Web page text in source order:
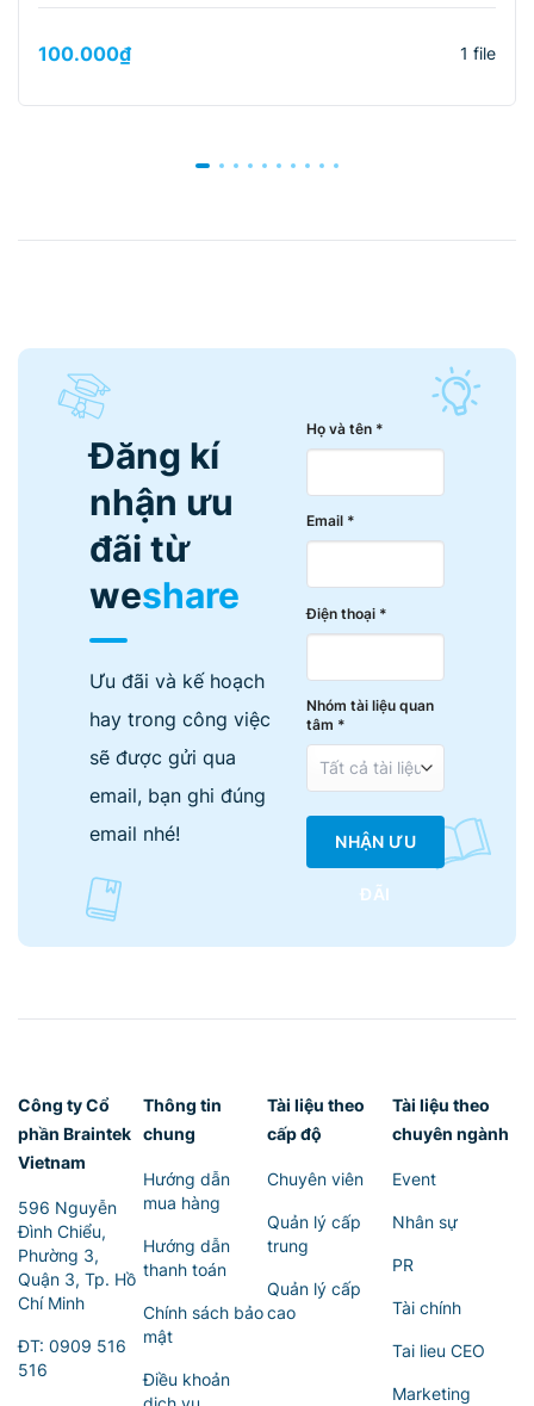
100.000₫ 1 file
Đăng kí
nhận ưu
đãi từ
weshare
Ưu đãi và kế hoạch
hay trong công việc
sẽ được gửi qua
email, bạn ghi đúng
email nhé!
Họ và tên *
Email *
Điện thoại *
Nhóm tài liệu quan
tâm *
NHẬN ƯU
ĐÃI
Công ty Cổ
phần Braintek
Vietnam
596 Nguyễn
Đình Chiểu,
Phường 3,
Quận 3, Tp. Hồ
Chí Minh
ĐT: 0909 516
516
Thông tin
chung
Hướng dẫn
mua hàng
Hướng dẫn
thanh toán
Chính sách bảo
mật
Điều khoản
Tài liệu theo
cấp độ
Chuyên viên
Quản lý cấp
trung
Quản lý cấp
cao
Tài liệu theo
chuyên ngành
Event
Nhân sự
PR
Tài chính
Tai lieu CEO
Marketing